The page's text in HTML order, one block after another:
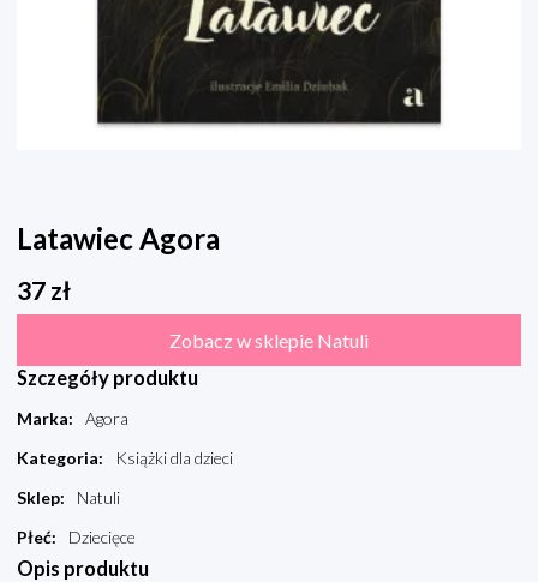
Latawiec Agora
37 zł
Zobacz w sklepie Natuli
Szczegóły produktu
Marka:
Agora
Kategoria:
Książki dla dzieci
Sklep:
Natuli
Płeć: Dziecięce
Opis produktu